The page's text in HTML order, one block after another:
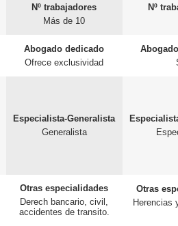
Nº trabajadores
Más de 10
Abogado dedicado
Ofrece exclusividad
Especialista-Generalista
Generalista
Otras especialidades
Derech bancario, civil,
accidentes de transito.
Nº
Otras
Herencias